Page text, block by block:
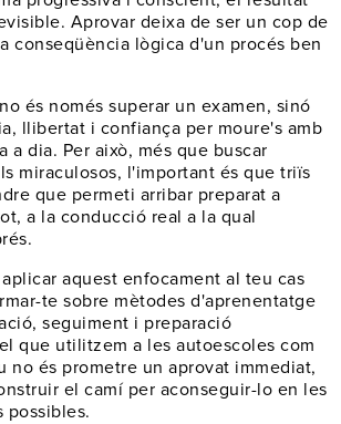
Aprovar deixa de ser un cop de
conseqüència lògica d'un procés ben
és només superar un examen, sinó
llibertat i confiança per moure's amb
a dia. Per això, més que buscar
miraculosos, l'important és que triïs
que permeti arribar preparat a
a la conducció real a la qual
aquest enfocament al teu cas
te sobre mètodes d'aprenentatge
seguiment i preparació
que utilitzem a les autoescoles com
no és prometre un aprovat immediat,
el camí per aconseguir-lo en les
possibles.